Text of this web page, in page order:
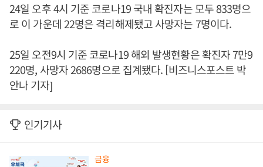
24일 오후 4시 기준 코로나19 국내 확진자는 모두 833명으
로 이 가운데 22명은 격리해제됐고 사망자는 7명이다.
25일 오전9시 기준 코로나19 해외 발생현황은 확진자 7만9
220명, 사망자 2686명으로 집계됐다. [비즈니스포스트 박
안나 기자]
인기기사
금융